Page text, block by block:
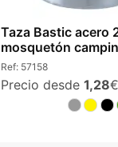
Taza Bastic acero
mosquetón
Ref: 57158
Precio desde 1,28